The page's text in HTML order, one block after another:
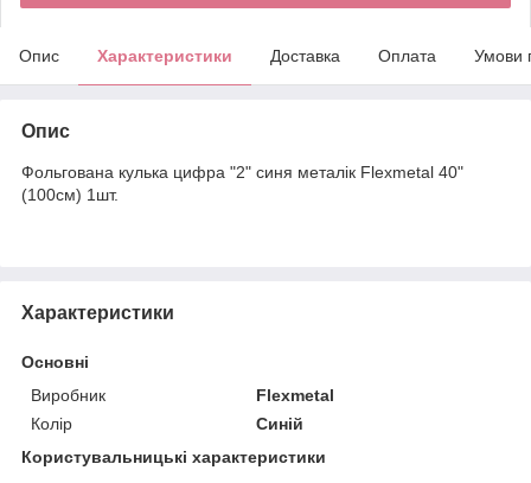
Опис Характеристики Доставка Оплата Умови
Опис
Фольгована кулька цифра "2" синя металік Flexmetal 40"
(100см) 1шт.
Характеристики
Основні
Виробник
Flexmetal
Колір
Синій
Користувальницькі характеристики